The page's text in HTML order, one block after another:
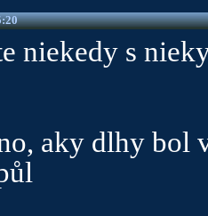
niekedy s
aky dlhy bol